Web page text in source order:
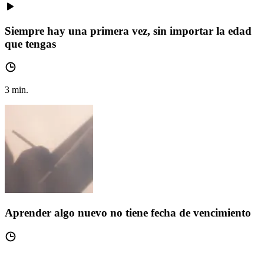
Siempre hay una primera vez, sin importar la edad
que tengas
3 min.
Aprender algo nuevo no tiene fecha de vencimiento